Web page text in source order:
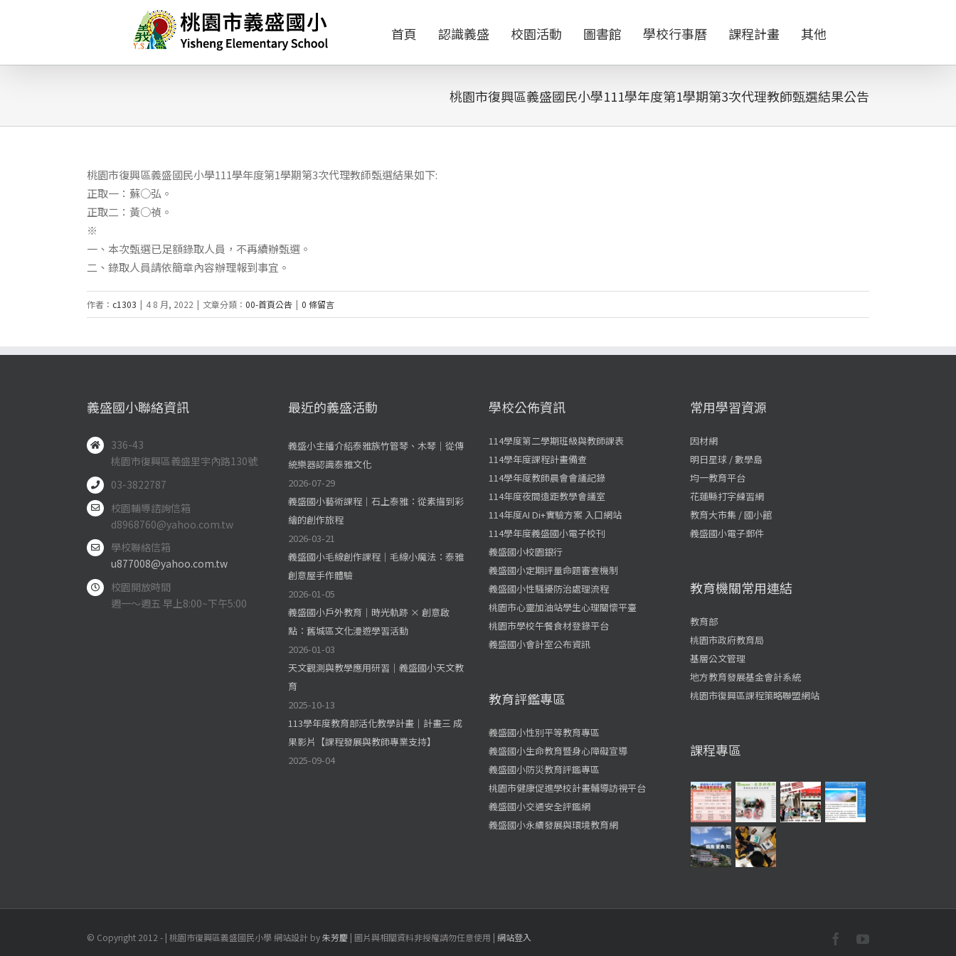
容
首頁 認識義盛 校園活動 圖書館 學校行事曆 課程計畫 其他
桃園市復興區義盛國民小學111學年度第1學期第3次代理教師甄選結果公告
桃園市復興區義盛國民小學111學年度第1學期第3次代理教師甄選結果如下:
正取一：蘇○弘。
正取二：黃○禎。
※
一、本次甄選已足額錄取人員，不再續辦甄選。
二、錄取人員請依簡章內容辦理報到事宜。
作者： c1303 | 4 8 月, 2022 | 文章分類： 00-首頁公告 | 0 條留言
義盛國小聯絡資訊
336-43
桃園市復興區義盛里宇內路130號
03-3822787
校園輔導諮詢信箱
d8968760@yahoo.com.tw
學校聯絡信箱
u877008@yahoo.com.tw
校園開放時間
週一～週五 早上8:00~下午5:00
最近的義盛活動
義盛小主播介紹泰雅族竹管琴、木琴｜從傳
統樂器認識泰雅文化
2026-07-29
義盛國小藝術課程｜石上泰雅：從素描到彩
繪的創作旅程
2026-03-21
義盛國小毛線創作課程｜毛線小魔法：泰雅
創意屋手作體驗
2026-01-05
義盛國小戶外教育｜時光軌跡 × 創意啟
點：舊城區文化漫遊學習活動
2026-01-03
天文觀測與教學應用研習｜義盛國小天文教
育
2025-10-13
113學年度教育部活化教學計畫｜計畫三 成
果影片【課程發展與教師專業支持】
2025-09-04
學校公佈資訊
114學度第二學期班級與教師課表
114學年度課程計畫備查
114學年度教師晨會會議記錄
114年度夜間遠距教學會議室
114年度AI Di+實驗方案 入口網站
114學年度義盛國小電子校刊
義盛國小校園銀行
義盛國小定期評量命題審查機制
義盛國小性騷擾防治處理流程
桃園市心靈加油站學生心理關懷平臺
桃園市學校午餐食材登錄平台
義盛國小會計室公布資訊
教育評鑑專區
義盛國小性別平等教育專區
義盛國小生命教育暨身心障礙宣導
義盛國小防災教育評鑑專區
桃園市健康促進學校計畫輔導訪視平台
義盛國小交通安全評鑑網
義盛國小永續發展與環境教育網
常用學習資源
因材網
明日星球 / 數學島
均一教育平台
花蓮縣打字練習網
教育大市集 / 國小館
義盛國小電子郵件
教育機關常用連結
教育部
桃園市政府教育局
基層公文管理
地方教育發展基金會計系統
桃園市復興區課程策略聯盟網站
課程專區
© Copyright 2012 - | 桃園市復興區義盛國民小學 網站設計 by朱芳慶 | 圖片與相關資料非授權請勿任意使用 | 網站登入 FacebookYouTube